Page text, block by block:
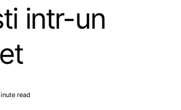
intr-un
read